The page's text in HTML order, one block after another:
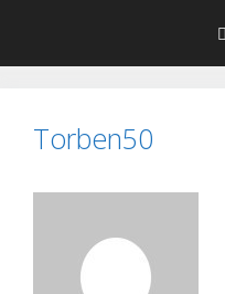
indhold
Torben50